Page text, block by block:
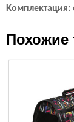
Комплектация:
Похожие